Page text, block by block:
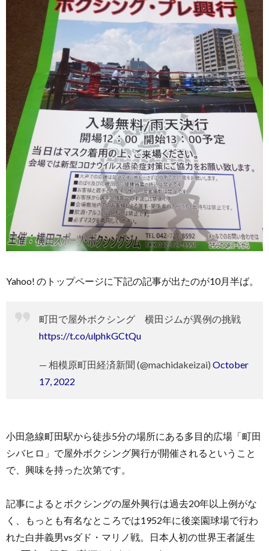
合
わ
せ
Yahoo! のトップページに下記の記事が出たのが10月半ば。
町田で屋外ボクシング 横田ジムが異例の挑戦
https://t.co/ulphkGCtQu
— 相模原町田経済新聞 (@machidakeizai) October
17, 2022
小田急線町田駅から徒歩5分の場所にある多目的広場「町田
シバヒロ」で屋外ボクシング興行が開催されるということ
で、興味を持った次第です。
記事によるとボクシングの屋外興行は過去20年以上例がな
く、もっとも有名なところでは1952年に後楽園球場で行わ
れた白井義男vsダド・マリノ戦。日本人初の世界王者誕生